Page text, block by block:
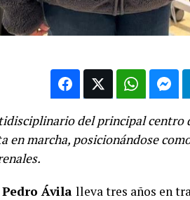
del principal centro
en marcha, posicionándose
Pedro Ávila lleva tres años en